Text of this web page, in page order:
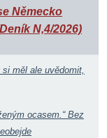
Německo
N,4/2026)
měl ale uvědomit,
ocasem.“ Bez